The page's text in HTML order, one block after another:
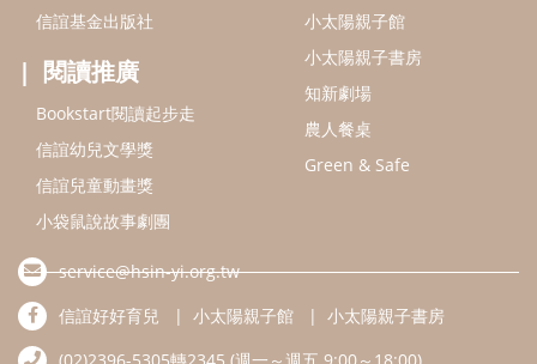
信誼基金出版社
閱讀推廣
Bookstart閱讀起步走
信誼幼兒文學獎
信誼兒童動畫獎
小袋鼠說故事劇團
小太陽親子館
小太陽親子書房
知新劇場
農人餐桌
Green & Safe
service@hsin-yi.org.tw
信誼好好育兒
小太陽親子館
小太陽親子書房